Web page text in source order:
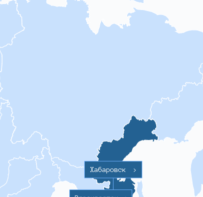
Хабаровск >